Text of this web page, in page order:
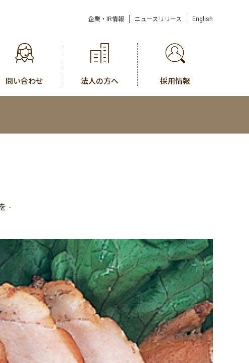
企業・IR情報 ニュースリリース English
問い合わせ 法人の方へ 採用情報
-